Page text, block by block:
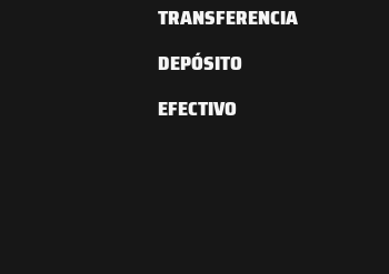
TRANSFERENCIA
DEPÓSITO
EFECTIVO